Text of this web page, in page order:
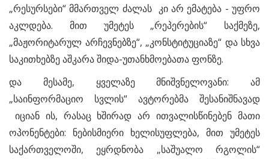
„რესურსები“ მმართველ ძალას კი არ ემატება - უფრო
აკლდება. მით უმეტეს „რეპერების“ საქმეზე,
„მაჟორიტარულ არჩევნებზე“, „კონსტიტუციაზე“ და სხვა
საკითხებზე აშკარა შიდა-უთანხმოებათა ფონზე.
და მესამე, ყველაზე მნიშვნელოვანი: ამ
„საინფორმაციო სვლის“ ავტორებმა შესანიშნავად
იციან ის, რასაც ხშირად არ ითვალისწინებენ მათი
ოპონენტები: ნებისმიერი ხელისუფლება, მით უმეტეს
საქართველოში, ეყრდნობა „საშუალო რგოლის“